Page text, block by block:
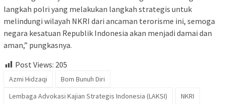
langkah polri yang melakukan langkah strategis untuk
melindungi wilayah NKRI dari ancaman terorisme ini, semoga
negara kesatuan Republik Indonesia akan menjadi damai dan
aman,” pungkasnya.
Post Views: 205
Azmi Hidzaqi
Bom Bunuh Diri
Lembaga Advokasi Kajian Strategis Indonesia (LAKSI)
NKRI